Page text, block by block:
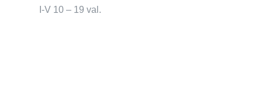
I-V 10 – 19 val.